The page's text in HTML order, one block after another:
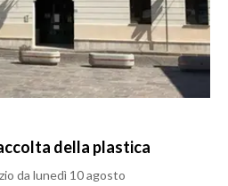
della plastica
da lunedì 10 agosto